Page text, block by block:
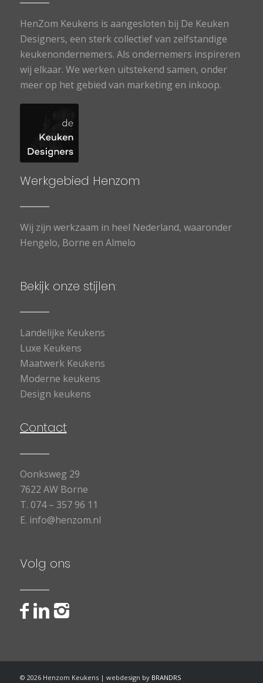
HenZom Keukens is aangesloten bij De Keuken
Designers, een sterk collectief van zelfstandige
keukenondernemers. Als ondernemers inspireren
wij elkaar. We werken uitstekend samen, onder
meer op het gebied van marketing en inkoop.
Werkgebied Henzom
Wij zijn werkzaam in heel Nederland, waaronder
Hengelo, Borne en Almelo
Bekijk onze stijlen:
Landelijke Keukens
Luxe Keukens
Maatwerk Keukens
Moderne keukens
Design keukens
Contact
Oonksweg 29
7622 AW Borne
T. 074 – 357 96 11
E. info@henzom.nl
Volg ons
© 2026Henzom Keukens | webdesign by BRANDRS